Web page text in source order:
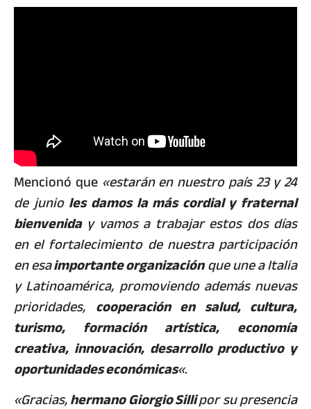
Mencionó que«estarán en nuestro país 23 y 24
de junioles damos la más cordial y fraternal
bienveniday vamos a trabajar estos dos días
en el fortalecimiento de nuestra participación
en esaimportante organizaciónque une a Italia
y Latinoamérica, promoviendo además nuevas
prioridades, cooperación en salud, cultura,
turismo, formación artística, economía
creativa, innovación, desarrollo productivo y
oportunidades económicas«.
«Gracias,hermano Giorgio Sillipor su presencia